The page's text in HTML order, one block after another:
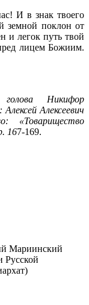
И в знак твоего
земной поклон от
и легок путь твой
лицем Божиим.
голова Никифор
Алексеевич
«Товарищество
167-169.
Мариинский
Русской